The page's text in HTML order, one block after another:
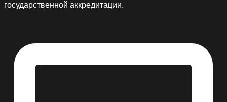
государственной аккредитации.